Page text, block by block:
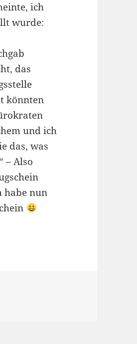
ich
wurde:
das
könnten
und ich
das, was
– Also
habe nun